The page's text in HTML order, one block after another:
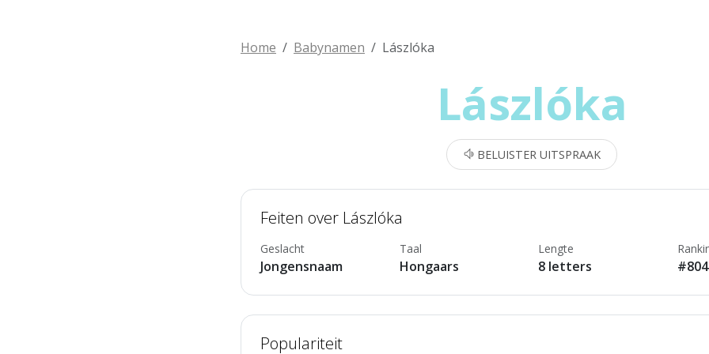
Home Babynamen Lászlóka
Lászlóka
BELUISTER UITSPRAAK
Feiten over Lászlóka
Geslacht
Jongensnaam
Taal
Hongaars
Lengte
8 letters
Populariteit